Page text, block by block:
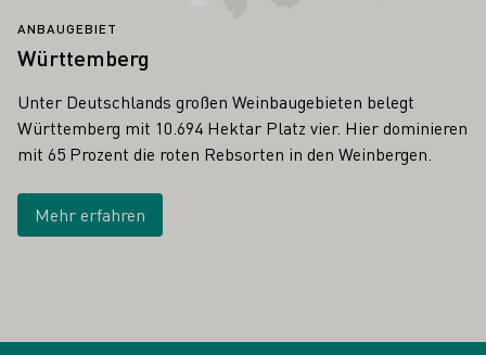
ANBAUGEBIET
Württemberg
Unter Deutschlands großen Weinbaugebieten belegt
Württemberg mit 10.694 Hektar Platz vier. Hier dominieren
mit 65 Prozent die roten Rebsorten in den Weinbergen.
Mehr erfahren